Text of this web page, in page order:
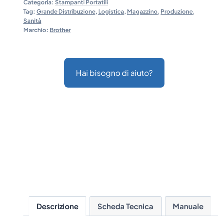
Categoria: Stampanti Portatili
Tag: Grande Distribuzione, Logistica, Magazzino, Produzione,
Sanità
Marchio: Brother
Hai bisogno di aiuto?
Descrizione Scheda Tecnica Manuale